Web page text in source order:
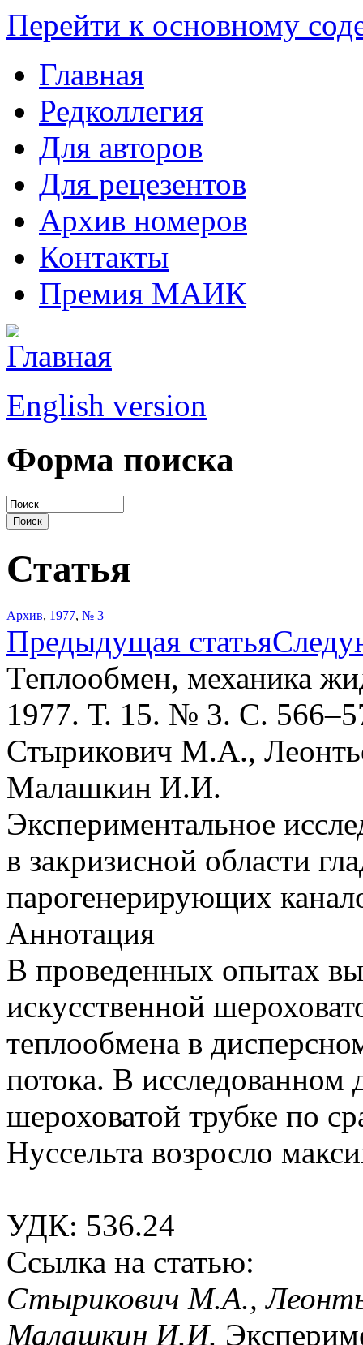
Перейти к основному
Главная
Редколлегия
Для авторов
Для рецезентов
Архив номеров
Контакты
Премия МАИК
English version
Форма поиска
Статья
Архив, 1977, № 3
Предыдущая статья
Теплообмен, механика
1977. Т. 15. № 3. С.
Стырикович М.А.,
Малашкин И.И.
Экспериментальное
в закризисной области
парогенерирующих
Аннотация
В проведенных опытах
искусственной
теплообмена в
потока. В исследованном
шероховатой трубке по
Нуссельта возросло
УДК: 536.24
Ссылка на статью:
Стырикович М.А.,
Малашкин И.И.